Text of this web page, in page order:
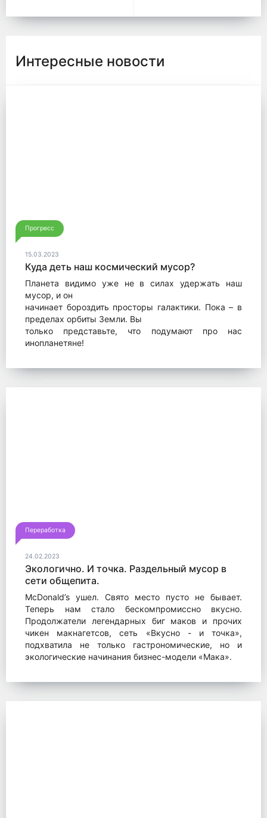
Интересные новости
Прогресс
15.03.2023
Куда деть наш космический мусор?
Планета видимо уже не в силах удержать наш
мусор, и он
начинает бороздить просторы галактики. Пока – в
пределах орбиты Земли. Вы
только представьте, что подумают про нас
инопланетяне!
Переработка
24.02.2023
Экологично. И точка. Раздельный мусор в
сети общепита.
McDonald’s ушел. Свято место пусто не бывает.
Теперь нам стало бескомпромиссно вкусно.
Продолжатели легендарных биг маков и прочих
чикен макнагетсов, сеть «Вкусно - и точка»,
подхватила не только гастрономические, но и
экологические начинания бизнес-модели «Мака».